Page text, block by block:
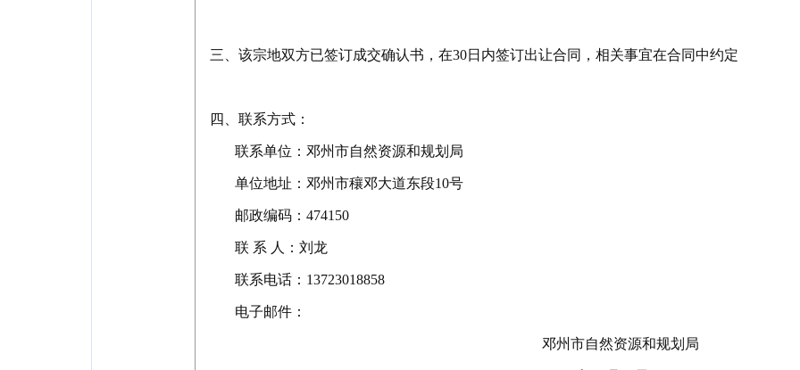
三、该宗地双方已签订成交确认书，在30日内签订出让合同，相关事宜在合同中约定
四、联系方式：
联系单位：邓州市自然资源和规划局
单位地址：邓州市穰邓大道东段10号
邮政编码： 474150
联 系 人：刘龙
联系电话： 13723018858
电子邮件：
邓州市自然资源和规划局